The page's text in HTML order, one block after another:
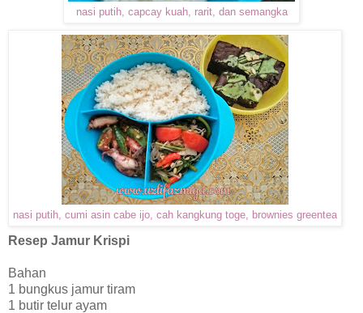
nasi putih, capcay kuah, rarit, dan semangka
nasi putih, cumi asin cabe ijo, cah kangkung toge, brownies greentea
Resep Jamur Krispi
Bahan
1 bungkus jamur tiram
1 butir telur ayam